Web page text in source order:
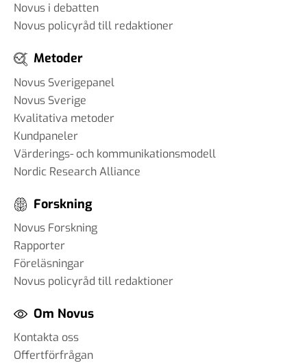
Novus i debatten
Novus policyråd till redaktioner
Metoder
Novus Sverigepanel
Novus Sverige
Kvalitativa metoder
Kundpaneler
Värderings- och kommunikationsmodell
Nordic Research Alliance
Forskning
Novus Forskning
Rapporter
Föreläsningar
Novus policyråd till redaktioner
Om Novus
Kontakta oss
Offertförfrågan